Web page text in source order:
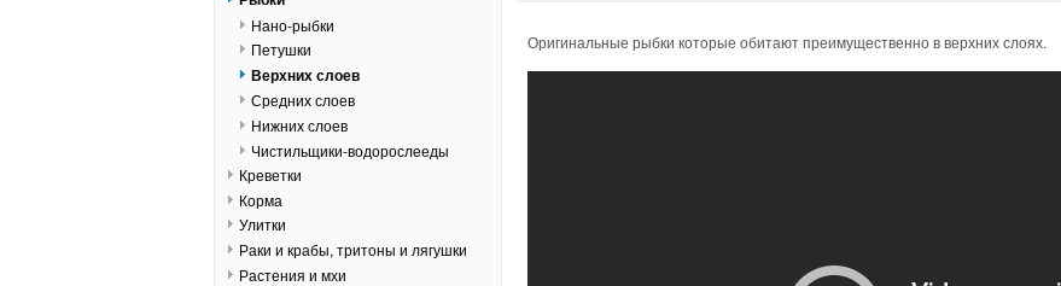
Оригинальные рыбки которые обитают преимущественно в верхних слоях.
Нано-рыбки
Петушки
Верхних слоев
Средних слоев
Нижних слоев
Чистильщики-водорослееды
Креветки
Корма
Улитки
Раки и крабы, тритоны и лягушки
Растения и мхи